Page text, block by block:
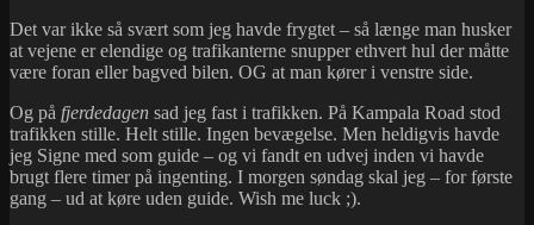
Det var ikke så svært som jeg havde frygtet – så længe man husker
at vejene er elendige og trafikanterne snupper ethvert hul der måtte
være foran eller bagved bilen. OG at man kører i venstre side.
Og på fjerdedagen sad jeg fast i trafikken. På Kampala Road stod
trafikken stille. Helt stille. Ingen bevægelse. Men heldigvis havde
jeg Signe med som guide – og vi fandt en udvej inden vi havde
brugt flere timer på ingenting. I morgen søndag skal jeg – for første
gang – ud at køre uden guide. Wish me luck ;).